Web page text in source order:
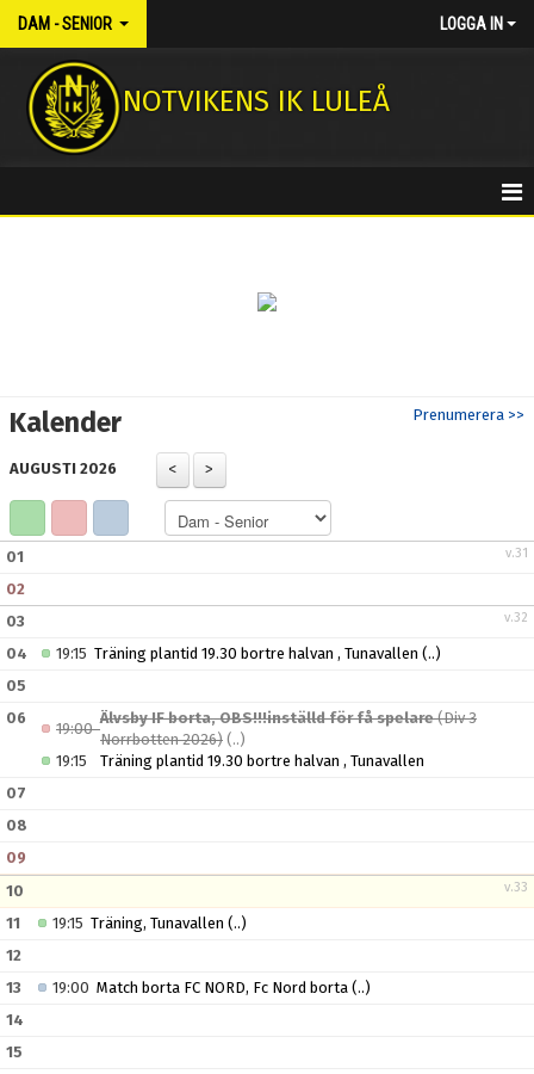
DAM - SENIOR LOGGA IN
NOTVIKENS IK LULEÅ
TRUPPEN
MEDLEMSAVGIFTER
BILDGALLERI
DOKUMENT
Prenumerera >>
Kalender
AUGUSTI 2026
v.31
01
02
v.32
03
04
19:15 Träning plantid 19.30 bortre halvan , Tunavallen (..)
05
06
19:00
Älvsby IF borta, OBS!!!inställd för få spelare(Div 3
Norrbotten 2026) (..)
19:15
Träning plantid 19.30 bortre halvan , Tunavallen
07
08
09
v.33
10
11
19:15 Träning, Tunavallen (..)
12
13
19:00 Match borta FC NORD, Fc Nord borta (..)
14
15